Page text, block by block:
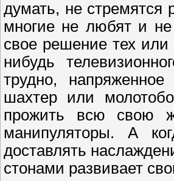
думать, не стремятся
многие не любят и
свое решение тех
нибудь
трудно,
шахтер или
прожить всю свою
манипуляторы. А
доставлять
стонами развивает